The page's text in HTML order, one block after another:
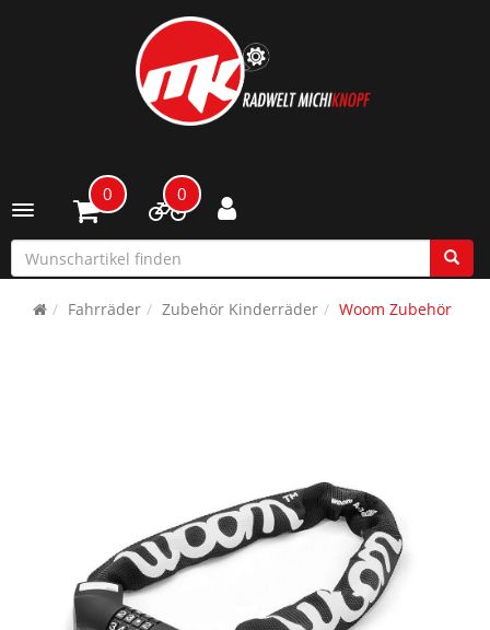
Toggle navigation
0 0
Fahrräder Zubehör Kinderräder Woom Zubehör